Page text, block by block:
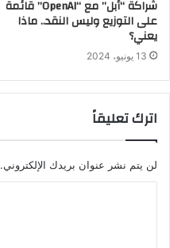
شراكة “أبل” مع “OpenAI” قائمة
على التوزيع وليس النقد.. ماذا
يعني؟
13 يونيو، 2024
اترك تعليقاً
لن يتم نشر عنوان بريدك الإلكتروني.